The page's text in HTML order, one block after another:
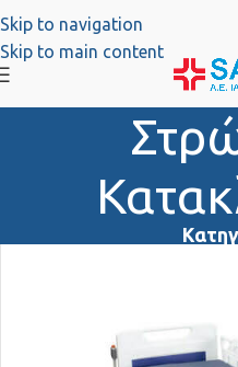
Skip to navigation
Skip to main content